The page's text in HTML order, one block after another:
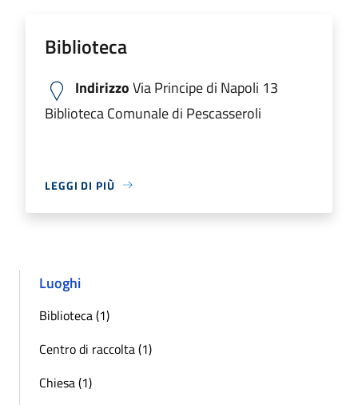
Biblioteca
IndirizzoVia Principe di Napoli 13
Biblioteca Comunale di Pescasseroli
LEGGI DI PIÙ
Luoghi
Biblioteca (1)
Centro di raccolta (1)
Chiesa (1)